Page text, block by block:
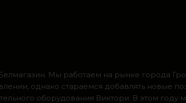
Мы работаем на рынке города
однако стараемся добавлять новые
оборудования Виктори. В этом году